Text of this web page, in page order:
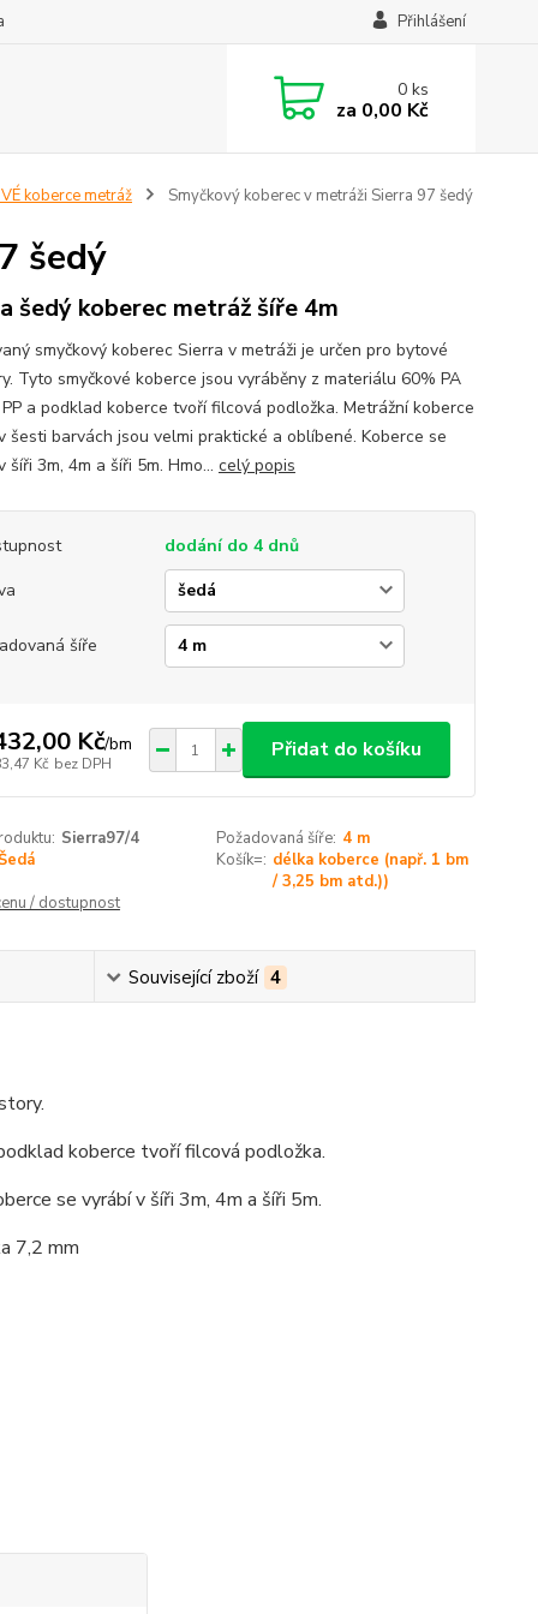
Přihlášení
0ks
za 0,00 Kč
koberce metráž Smyčkový koberec v metráži Sierra 97 šedý
šedý
šedý koberec metráž šíře 4m
smyčkový koberec Sierra v metráži je určen pro bytové
Tyto smyčkové koberce jsou vyráběny z materiálu 60% PA
a podklad koberce tvoří filcová podložka. Metrážní koberce
šesti barvách jsou velmi praktické a oblíbené. Koberce se
šíři 3m, 4m a šíři 5m. Hmo... celý popis
dodání do 4 dnů
šíře
Kč/bm
Kč bez DPH
Přidat do košíku
Sierra97/4 Požadovaná šíře: 4 m
Košík=: délka koberce (např. 1 bm
/ 3,25 bm atd.))
/ dostupnost
Související zboží 4
koberce tvoří filcová podložka.
se vyrábí v šíři 3m, 4m a šíři 5m.
7,2 mm